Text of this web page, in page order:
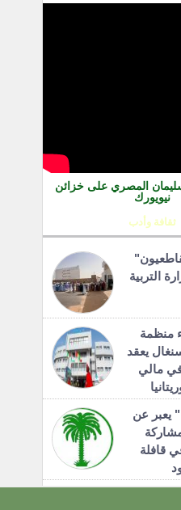
المصري على خزائن
نيويورك
ثقافة وأدب
التربية
منظمة
يعقد
مالي
يعبر عن
قافلة